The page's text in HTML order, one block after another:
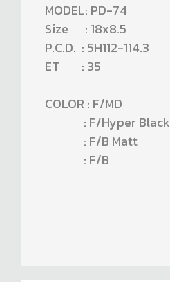
MODEL: PD-74
Size : 18x8.5
P.C.D. : 5H112-114.3
ET : 35
COLOR : F/MD
: F/Hyper Black
: F/B Matt
: F/B